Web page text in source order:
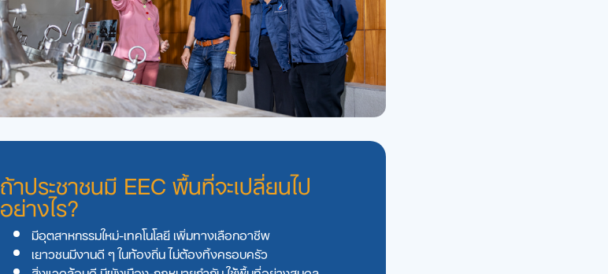
ถ้าประชาชนมี EEC พื้นที่จะเปลี่ยนไป
อย่างไร?
มีอุตสาหกรรมใหม่-เทคโนโลยี เพิ่มทางเลือกอาชีพ
เยาวชนมีงานดี ๆ ในท้องถิ่น ไม่ต้องทิ้งครอบครัว